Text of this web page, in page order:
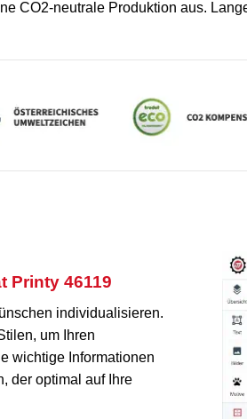
CO2-neutrale Produktion aus.
Printy 46119
individualisieren.
um Ihren
wichtige Informationen
der optimal auf Ihre